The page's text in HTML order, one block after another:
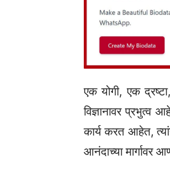
एक योगी, एक
विज्ञानावर प्रभुत्व
कार्य करत आहेत,
आनंदाच्या